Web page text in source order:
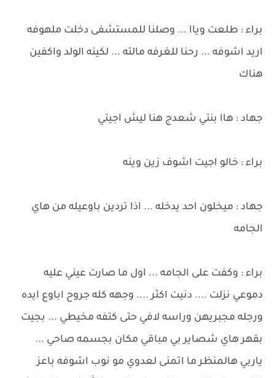
براء : طلعت وياا ... وصلنا للمستشفى دخلت ملهوفه
اريد اشوفه ... رحنا للغرفه مالته ... لكينه الولد واكفين
هناك
جهاد : هاا بنتي شعدج هنا ليش اجيتي
براء : خالو اجيت اشوف زين وينه
جهاد : ميخلون احد يدخله ... اذا تردين باوعيله من هاي
الجامه
براء : وكفت على الجامه ... اول ما صارت عيني عليه
دموعي نزلت .... دنيت اكثر .... وجهه كله جروح اباوع ايده
ورجله مجبريهن وراسه لافي حتى كتفه مخيطي ... بجيت
بقهر هاي شصاير بي مباقي مكان بجسمه صاحي ...
ياربي هالمنظر ما اتمنى لعدوي مو نوب اشوفه باعز